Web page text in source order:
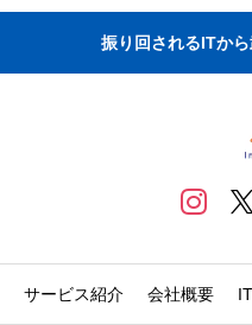
振り回されるITか
サービス紹介 会社概要